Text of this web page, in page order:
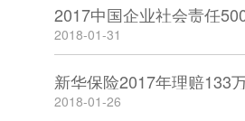
2017中国企业社会责任
2018-01-31
新华保险2017年理赔133
2018-01-26